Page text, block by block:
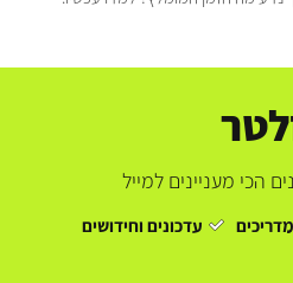
הכי מעניינים למייל
עדכונים וחידושים